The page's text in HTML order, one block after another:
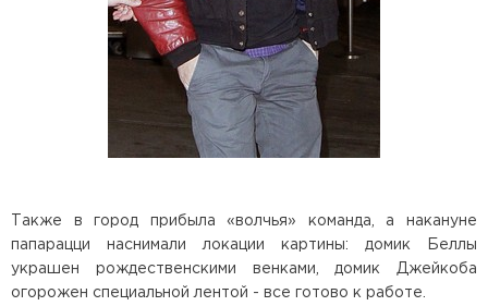
Также в город прибыла «волчья» команда, а накануне
папарацци наснимали локации картины: домик Беллы
украшен рождественскими венками, домик Джейкоба
огорожен специальной лентой - все готово к работе.